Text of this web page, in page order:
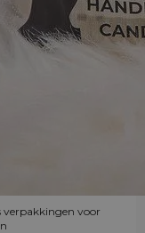
verpakkingen voor